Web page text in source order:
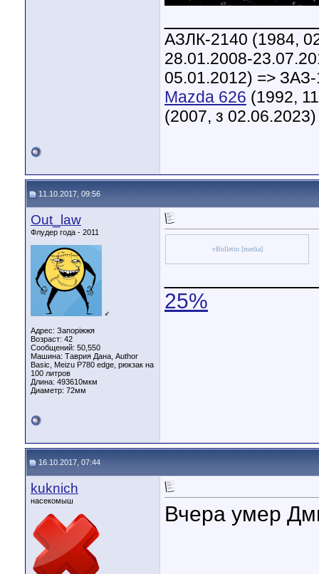
АЗЛК-2140 (1984,
28.01.2008-
05.01.2012) =>
Mazda 626 (1992,
(2007, з 02.06.2023)
11.10.2017, 09:56
Out_law
Флудер года - 2011
♂
Адрес: Запоріжжя
Возраст: 42
Сообщений: 50,550
Машина: Таврия Дана, Author
Basic, Meizu P780 edge, рюкзак на
100 литров
Длина: 493610мкм
Диаметр: 72мм
vBulletin [media]
25%
16.10.2017, 07:44
kuknich
насекомыш
Вчера умер